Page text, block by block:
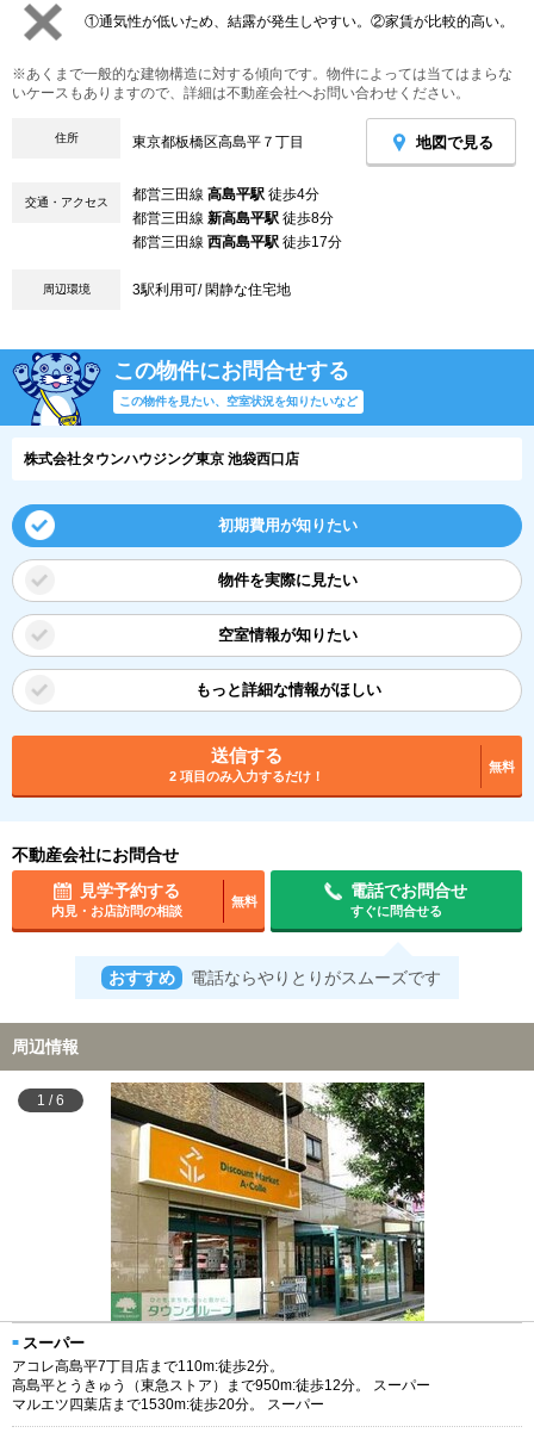
①通気性が低いため、結露が発生しやすい。②家賃が比較的高い。
※あくまで一般的な建物構造に対する傾向です。物件によっては当てはまらな
いケースもありますので、詳細は不動産会社へお問い合わせください。
住所 東京都板橋区高島平７丁目 地図で見る
交通・アクセス 都営三田線 高島平駅 徒歩4分
都営三田線 新高島平駅 徒歩8分
都営三田線 西高島平駅 徒歩17分
周辺環境 3駅利用可/ 閑静な住宅地
この物件にお問合せする
この物件を見たい、空室状況を知りたいなど
株式会社タウンハウジング東京 池袋西口店
初期費用が知りたい
物件を実際に見たい
空室情報が知りたい
もっと詳細な情報がほしい
送信する
2 項目のみ入力するだけ！
無料
不動産会社にお問合せ
見学予約する
内見・お店訪問の相談
無料
電話でお問合せ
すぐに問合せる
おすすめ 電話ならやりとりがスムーズです
周辺情報
1 /6
スーパー
アコレ高島平7丁目店まで110m:徒歩2分。
高島平とうきゅう（東急ストア）まで950m:徒歩12分。 スーパー
マルエツ四葉店まで1530m:徒歩20分。 スーパー